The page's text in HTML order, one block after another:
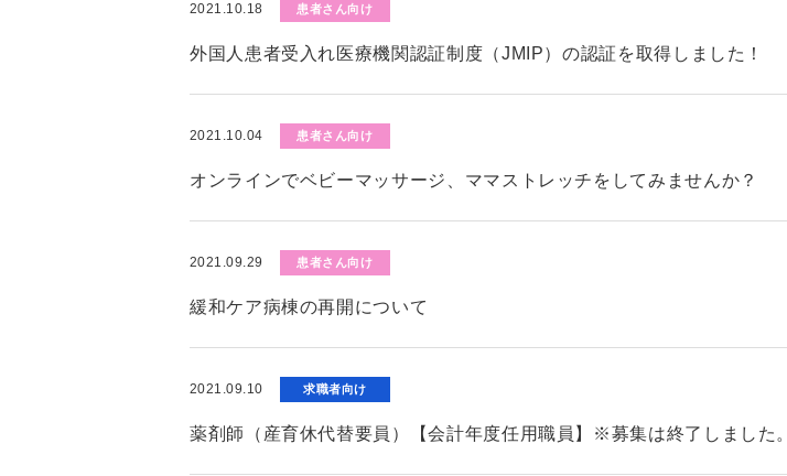
2021.10.18 患者さん向け
外国人患者受入れ医療機関認証制度（JMIP）の認証を取得しました！
2021.10.04 患者さん向け
オンラインでベビーマッサージ、ママストレッチをしてみませんか？
2021.09.29 患者さん向け
緩和ケア病棟の再開について
2021.09.10 求職者向け
薬剤師（産育休代替要員）【会計年度任用職員】※募集は終了しました。